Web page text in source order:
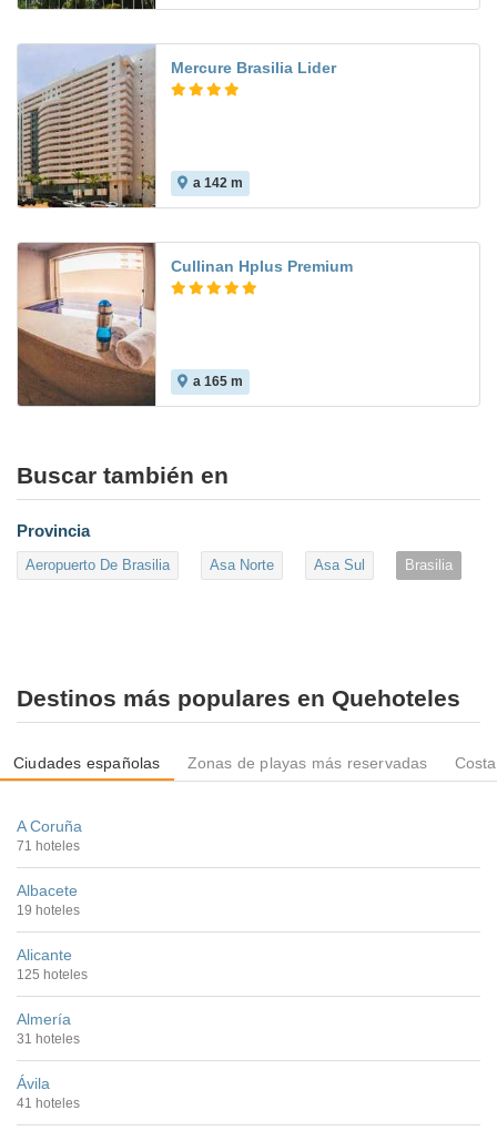
Mercure Brasilia Lider
a 142 m
Cullinan Hplus Premium
a 165 m
Buscar también en
Provincia
Aeropuerto De Brasilia Asa Norte Asa Sul Brasilia
Destinos más populares en Quehoteles
Ciudades españolas Zonas de playas más reservadas
A Coruña
71 hoteles
Albacete
19 hoteles
Alicante
125 hoteles
Almería
31 hoteles
Ávila
41 hoteles